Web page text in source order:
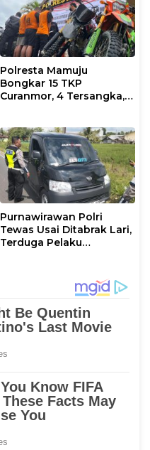
Polresta Mamuju
Bongkar 15 TKP
Curanmor, 4 Tersangka, 1
Purnawirawan Polri
Tewas Usai Ditabrak Lari,
Terduga Pelaku